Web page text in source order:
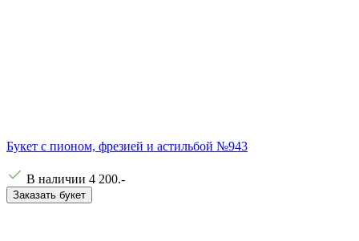
Букет с пионом, фрезией и астильбой №943
В наличии 4 200.-
Заказать букет